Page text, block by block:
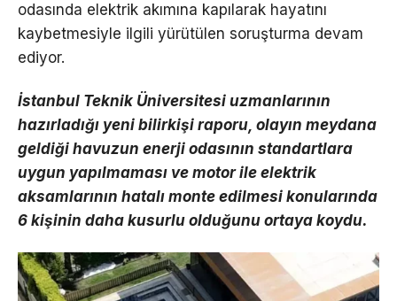
odasında elektrik akımına kapılarak hayatını
kaybetmesiyle ilgili yürütülen soruşturma devam
ediyor.
İstanbul Teknik Üniversitesi uzmanlarının
hazırladığı yeni bilirkişi raporu, olayın meydana
geldiği havuzun enerji odasının standartlara
uygun yapılmaması ve motor ile elektrik
aksamlarının hatalı monte edilmesi konularında
6 kişinin daha kusurlu olduğunu ortaya koydu.